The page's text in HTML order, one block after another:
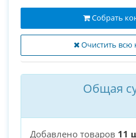
Очистить всю
Собрать
Общая
Добавлено товаров 11